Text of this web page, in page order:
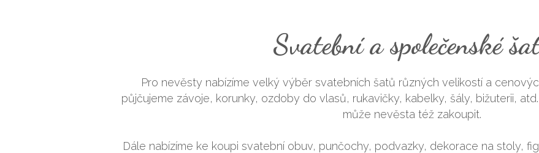
Svatební a společenské
Pro nevěsty nabízíme velký výběr svatebních šatů různých velikostí a
půjčujeme závoje, korunky, ozdoby do vlasů, rukavičky, kabelky, šály, bižuterii,
může nevěsta též zakoupit.
Dále nabízíme ke koupi svatební obuv, punčochy, podvazky, dekorace na stoly,